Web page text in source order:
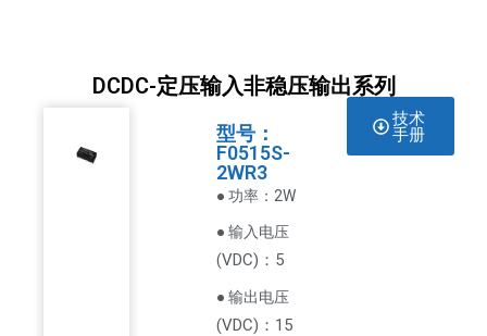
DCDC-定压输入非稳压输出系列
型号：
F0515S-
2WR3
● 功率：2W
● 输入电压
(VDC)：5
● 输出电压
(VDC) ：15
技术
手册